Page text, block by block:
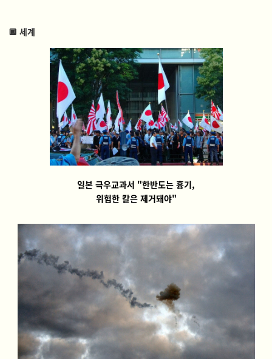
🔲 세계
일본 극우교과서 "한반도는 흉기,
위험한 칼은 제거돼야"